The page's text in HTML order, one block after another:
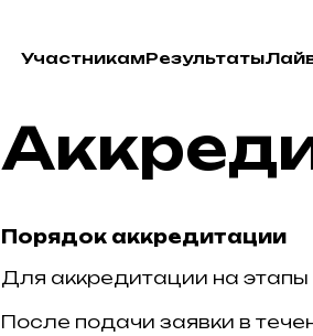
УчастникамРезультаты
Порядок аккредитации
Для аккредитации на
После подачи заявки в